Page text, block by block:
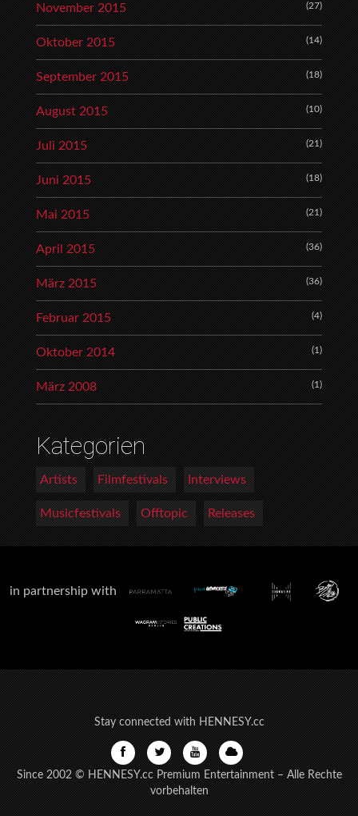
November 2015 (27)
Oktober 2015 (14)
September 2015 (18)
August 2015 (10)
Juli 2015 (21)
Juni 2015 (18)
Mai 2015 (21)
April 2015 (36)
März 2015 (36)
Februar 2015 (4)
Oktober 2014 (1)
März 2008 (1)
Kategorien
Artists Filmfestivals Interviews
Musicfestivals Offtopic Releases
in partnership with
Stay connected with HENNESY.cc
Since 2002 © HENNESY.cc Premium Entertainment – Alle Rechte
vorbehalten